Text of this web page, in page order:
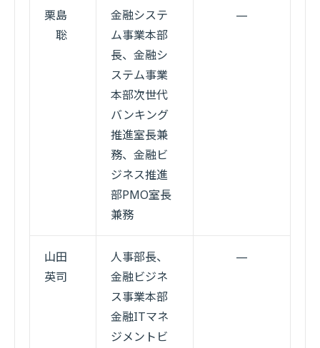
栗島
聡
金融システ
ム事業本部
長、金融シ
ステム事業
本部次世代
バンキング
推進室長兼
務、金融ビ
ジネス推進
部PMO室長
兼務
—
山田
英司
人事部長、
金融ビジネ
ス事業本部
金融ITマネ
ジメントビ
—